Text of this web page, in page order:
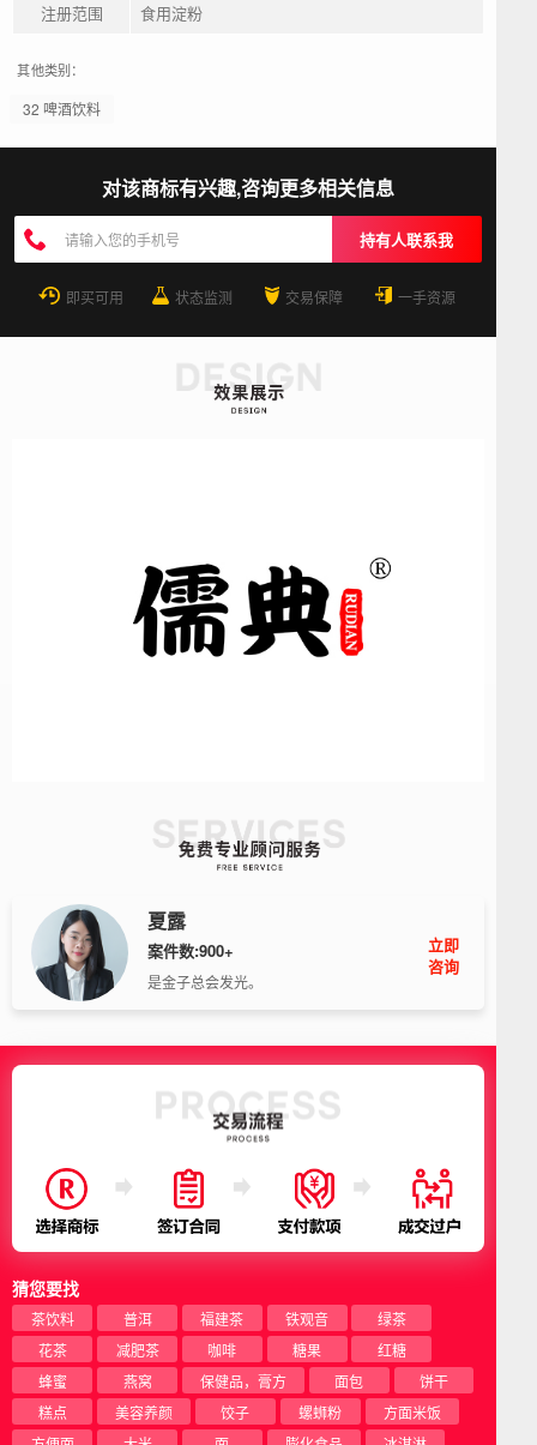
注册范围
食用淀粉
其他类别：
32 啤酒饮料
对该商标有兴趣,咨询更多相关信息
持有人联系我
即买可用 状态监测 交易保障 一手资源
夏露
案件数:900+
是金子总会发光。
立即
咨询
猜您要找
茶饮料 普洱 福建茶 铁观音
绿茶
花茶
减肥茶 咖啡 糖果
红糖
蜂蜜
燕窝 保健品，膏方 面包
饼干
糕点
美容养颜 饺子 螺蛳粉
方面米饭